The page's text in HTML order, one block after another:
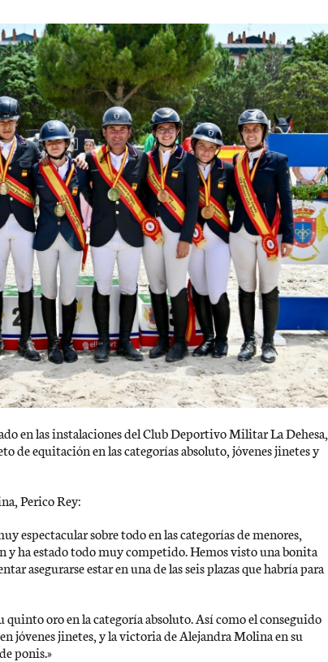
en las instalaciones del Club Deportivo Militar La Dehesa,
de equitación en las categorías absoluto, jóvenes jinetes y
Perico Rey:
espectacular sobre todo en las categorías de menores,
ha estado todo muy competido. Hemos visto una bonita
asegurarse estar en una de las seis plazas que habría para
quinto oro en la categoría absoluto. Así como el conseguido
jóvenes jinetes, y la victoria de Alejandra Molina en su
ponis.»